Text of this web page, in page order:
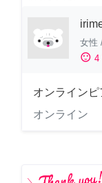
女性
sentiment_satisfied 4
オンライン
オンライン